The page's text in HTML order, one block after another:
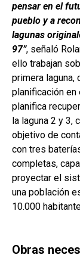
pensar en el
pueblo y a
lagunas
97”, señaló
ello trabajan
primera laguna,
planificación en
planifica
la laguna 2 y 3,
objetivo de
con tres
completas,
proyectar el
una población
10.000
Obras